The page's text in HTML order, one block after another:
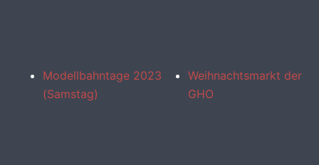
Modellbahntage 2023
(Samstag)
Weihnachtsmarkt der
GHO